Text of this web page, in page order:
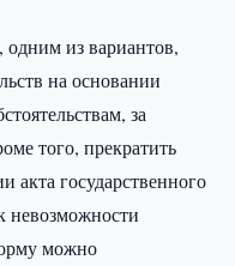
из вариантов,
на основании
за
того, прекратить
акта государственного
невозможности
можно